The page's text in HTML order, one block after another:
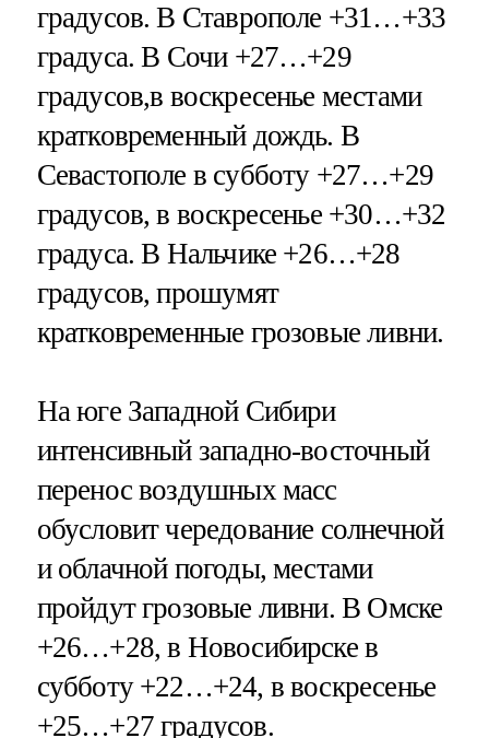
градусов. В Ставрополе +31…+33
градуса. В Сочи +27…+29
градусов,в воскресенье местами
кратковременный дождь. В
Севастополе в субботу +27…+29
градусов, в воскресенье +30…+32
градуса. В Нальчике +26…+28
градусов, прошумят
кратковременные грозовые ливни.
На юге Западной Сибири
интенсивный западно-восточный
перенос воздушных масс
обусловит чередование солнечной
и облачной погоды, местами
пройдут грозовые ливни. В Омске
+26…+28, в Новосибирске в
субботу +22…+24, в воскресенье
+25…+27 градусов.